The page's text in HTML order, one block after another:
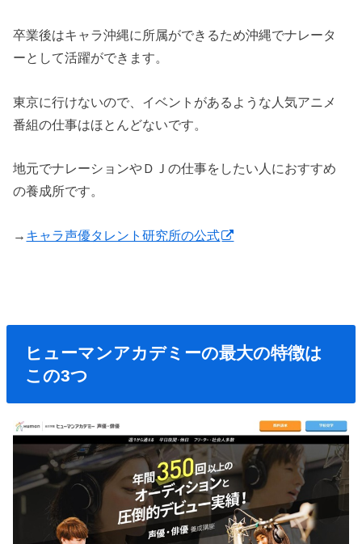
卒業後はキャラ沖縄に所属ができるため沖縄でナレータ
ーとして活躍ができます。
東京に行けないので、イベントがあるような人気アニメ
番組の仕事はほとんどないです。
地元でナレーションやＤＪの仕事をしたい人におすすめ
の養成所です。
→ キャラ声優タレント研究所の公式
ヒューマンアカデミーの最大の特徴は
この3つ